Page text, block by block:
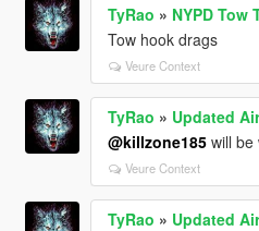
TyRao » NYPD Tow
Tow hook drags
Veure Context
TyRao » Updated
@killzone185will be
Veure Context
TyRao » Updated